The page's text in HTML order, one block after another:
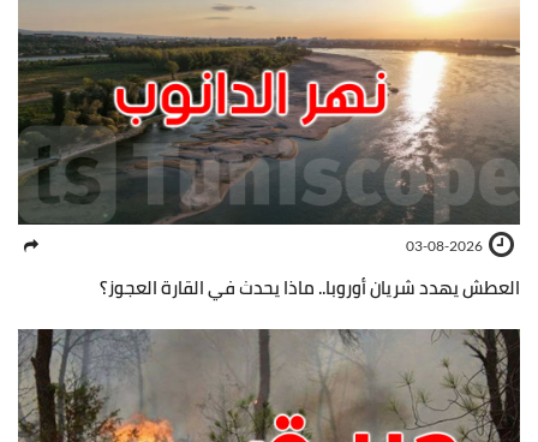
03-08-2026
العطش يهدد شريان أوروبا.. ماذا يحدث في القارة العجوز؟